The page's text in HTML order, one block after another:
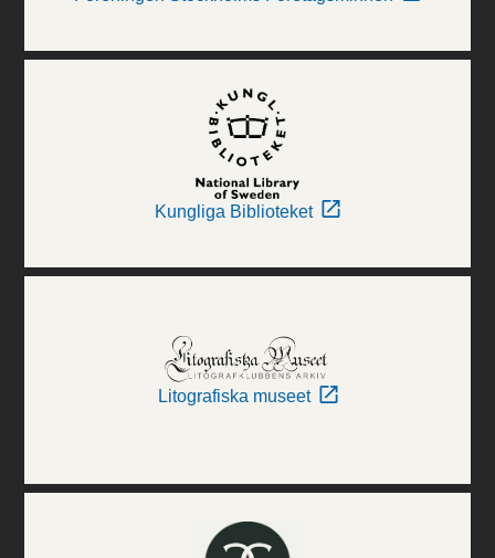
Kungliga Biblioteket
Litografiska museet